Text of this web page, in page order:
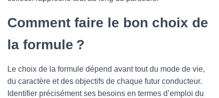
Comment faire le bon choix de
la formule ?
Le choix de la formule dépend avant tout du mode de vie,
du caractère et des objectifs de chaque futur conducteur.
Identifier précisément ses besoins en termes d’emploi du